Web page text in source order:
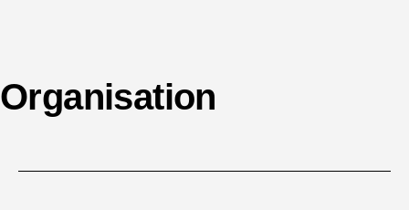
Organisation